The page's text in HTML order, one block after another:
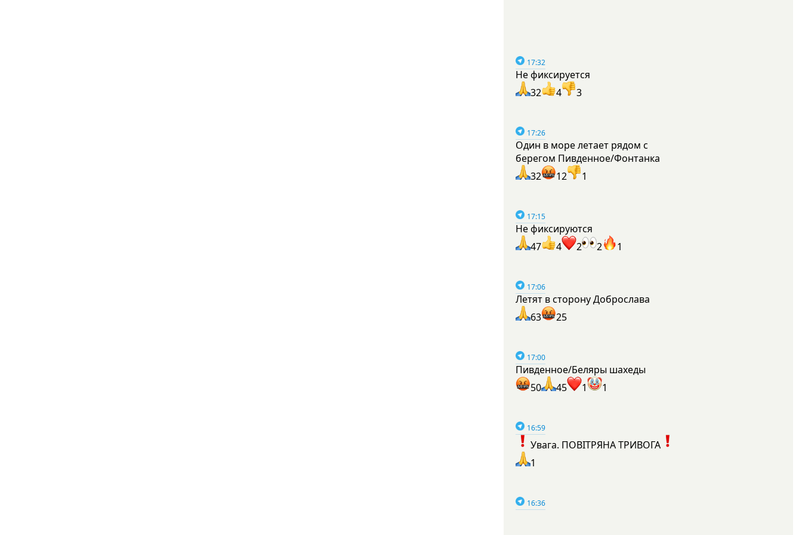
17:32
Не фиксируется
32
4 3
17:26
Один в море летает рядом с
берегом Пивденное/Фонтанка
32
12 1
17:15
Не фиксируются
47
4 2 2 1
17:06
Летят в сторону Доброслава
63
25
17:00
Пивденное/Беляры шахеды
50
45 1 1
16:59
Увага. ПОВІТРЯНА ТРИВОГА
1
16:36